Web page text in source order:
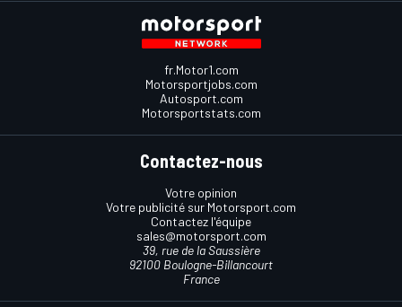
fr.Motor1.com
Motorsportjobs.com
Autosport.com
Motorsportstats.com
Contactez-nous
Votre opinion
Votre publicité sur Motorsport.com
Contactez l'équipe
sales@motorsport.com
39, rue de la Saussière
92100 Boulogne-Billancourt
France